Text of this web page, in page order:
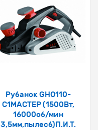
Рубанок GHO110-
C1МАСТЕР (1500Вт,
16000об/мин
3,5мм,пылесб)П.И.Т.